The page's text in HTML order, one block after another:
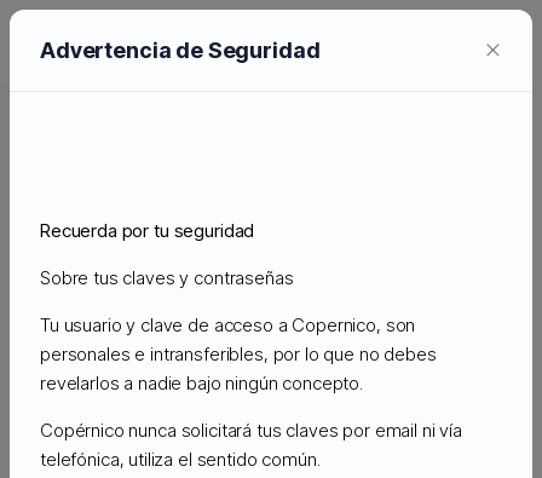
CONDICIONES PARTICULARES DEL HOSTING AVANZADO
Y DEDICADO
Acepte los Términos y Condiciones
para continuar
CONDICIONES PARTICULARES DEL
HOSTING AVANZADO Y DEDICADO
Advertencia de Seguridad ×
Recuerda por tu seguridad
Sobre tus claves y contraseñas
Tu usuario y clave de acceso a Copernico, son
personales e intransferibles, por lo que no debes
revelarlos a nadie bajo ningún concepto.
Copérnico nunca solicitará tus claves por email ni vía
telefónica, utiliza el sentido común.